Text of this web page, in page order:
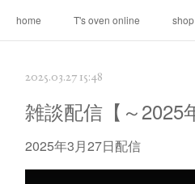
home T's oven online shop
2025.03.27 15:48
雑談配信【～2025
2025年3月27日配信